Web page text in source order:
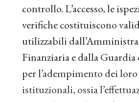
controllo. L’accesso, le
verifiche costituiscono
utilizzabili
Finanziaria e dalla Guardia
per l’adempimento dei
istituzionali, ossia